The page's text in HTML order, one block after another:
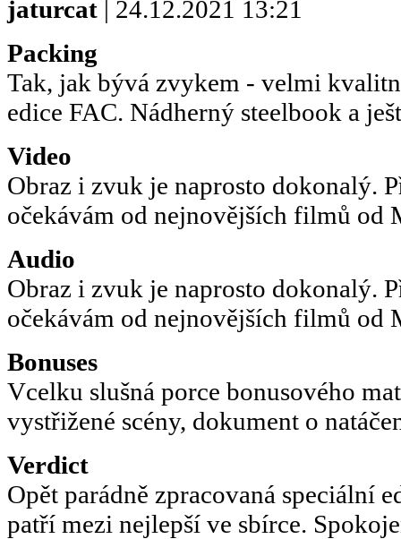
jaturcat | 24.12.2021 13:21
Packing
Tak, jak bývá zvykem - velmi
edice FAC. Nádherný steelbook a
Video
Obraz i zvuk je naprosto dokonalý.
očekávám od nejnovějších filmů od
Audio
Obraz i zvuk je naprosto dokonalý.
očekávám od nejnovějších filmů od
Bonuses
Vcelku slušná porce bonusového
vystřižené scény, dokument o
Verdict
Opět parádně zpracovaná speciální
patří mezi nejlepší ve sbírce.